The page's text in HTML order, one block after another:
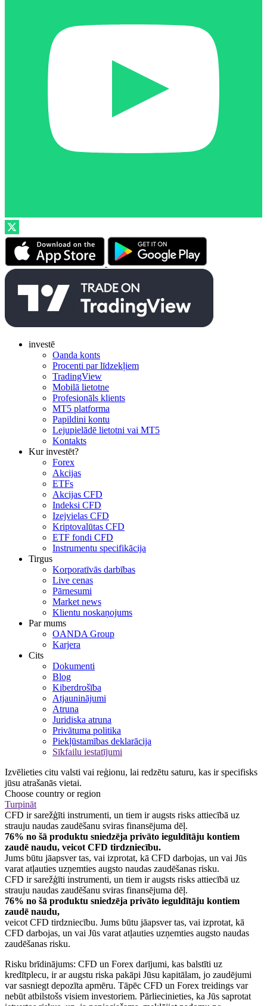
investē
Oanda konts
Procenti par līdzekļiem
TradingView
Mobilā lietotne
Profesionāls klients
MT5 platforma
Papildini kontu
Lejupielādē lietotni vai MT5
Kontakts
Kur investēt?
Forex
Akcijas
ETFs
Akcijas CFD
Indeksi CFD
Izejvielas CFD
Kriptovalūtas CFD
ETF fondi CFD
Instrumentu specifikācija
Tirgus
Korporatīvās darbības
Live cenas
Pārnesumi
Market news
Klientu noskaņojums
Par mums
OANDA Group
Karjera
Cits
Dokumenti
Blog
Kiberdrošība
Atjauninājumi
Atruna
Juridiska atruna
Privātuma politika
Piekļūstamības deklarācija
Sīkfailu iestatījumi
Izvēlieties citu valsti vai reģionu, lai redzētu saturu, kas ir specifisks
jūsu atrašanās vietai.
Choose country or region
Turpināt
CFD ir sarežģīti instrumenti, un tiem ir augsts risks attiecībā uz
strauju naudas zaudēšanu sviras finansējuma dēļ.
76% no šā produktu sniedzēja privāto ieguldītāju kontiem
zaudē naudu, veicot CFD tirdzniecību.
Jums būtu jāapsver tas, vai izprotat, kā CFD darbojas, un vai Jūs
varat atļauties uzņemties augsto naudas zaudēšanas risku.
CFD ir sarežģīti instrumenti, un tiem ir augsts risks attiecībā uz
strauju naudas zaudēšanu sviras finansējuma dēļ.
76% no šā produktu sniedzēja privāto ieguldītāju kontiem
zaudē naudu,
veicot CFD tirdzniecību. Jums būtu jāapsver tas, vai izprotat, kā
CFD darbojas, un vai Jūs varat atļauties uzņemties augsto naudas
zaudēšanas risku.
Risku brīdinājums: CFD un Forex darījumi, kas balstīti uz
kredītplecu, ir ar augstu riska pakāpi Jūsu kapitālam, jo zaudējumi
var sasniegt depozīta apmēru. Tāpēc CFD un Forex treidings var
nebūt atbilstošs visiem investoriem. Pārliecinieties, ka Jūs saprotat